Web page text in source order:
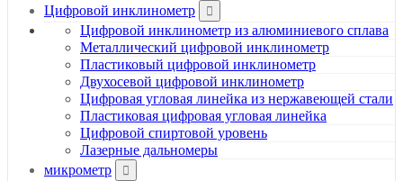
Цифровой инклинометр
Цифровой инклинометр из алюминиевого сплава
Металлический цифровой инклинометр
Пластиковый цифровой инклинометр
Двухосевой цифровой инклинометр
Цифровая угловая линейка из нержавеющей стали
Пластиковая цифровая угловая линейка
Цифровой спиртовой уровень
Лазерные дальномеры
микрометр